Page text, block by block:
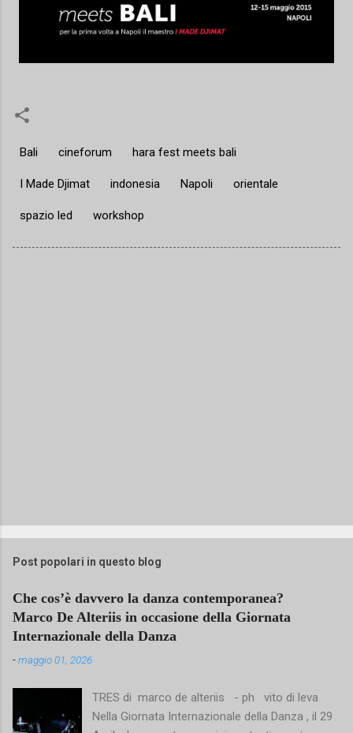
Bali cineforum hara fest meets bali
I Made Djimat indonesia Napoli orientale
spazio led workshop
Post popolari in questo blog
Che cos’è davvero la danza contemporanea?
Marco De Alteriis in occasione della Giornata
Internazionale della Danza
-maggio 01, 2026
TRES di marco de alteriis - ph vito di leva
Nella Giornata Internazionale della Danza , il 29